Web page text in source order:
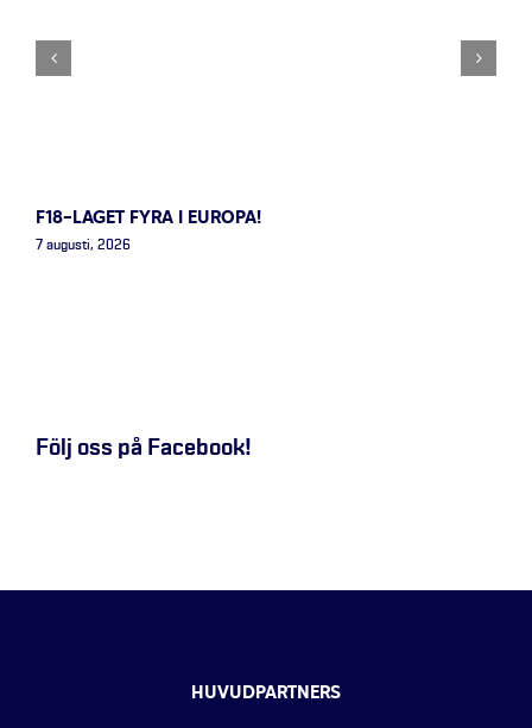
F18-LAGET FYRA I EUROPA!
7 augusti, 2026
Följ oss på Facebook!
HUVUDPARTNERS